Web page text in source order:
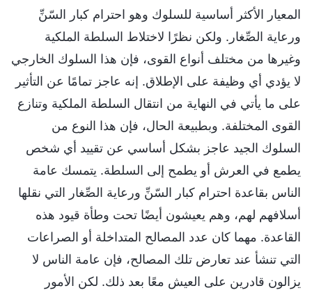
المعيار الأكثر أساسية للسلوك وهو احترام كبار السّنِّ
ورعاية الصِّغار. ولكن نظرًا لاختلاط السلطة الملكية
وغيرها من مختلف أنواع القوى، فإن هذا السلوك الخارجي
لا يؤدي أي وظيفة على الإطلاق. إنه عاجز تمامًا عن التأثير
على ما يأتي في النهاية من انتقال السلطة الملكية وتنازع
القوى المختلفة. وبطبيعة الحال، فإن هذا النوع من
السلوك الجيد عاجز بشكل أساسي عن تقييد أي شخص
يطمع في العرش أو يطمح إلى السلطة. يتمسك عامة
الناس بقاعدة احترام كبار السّنِّ ورعاية الصِّغار التي نقلها
أسلافهم لهم، وهم يعيشون أيضًا تحت وطأة قيود هذه
القاعدة. مهما كان عدد المصالح المتداخلة أو الصراعات
التي تنشأ عند تعارض تلك المصالح، فإن عامة الناس لا
يزالون قادرين على العيش معًا بعد ذلك. لكن الأمور